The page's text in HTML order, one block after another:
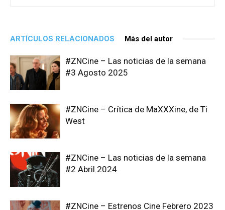
ARTÍCULOS RELACIONADOS Más del autor
#ZNCine – Las noticias de la semana
#3 Agosto 2025
#ZNCine – Crítica de MaXXXine, de Ti
West
#ZNCine – Las noticias de la semana
#2 Abril 2024
#ZNCine – Estrenos Cine Febrero 2023